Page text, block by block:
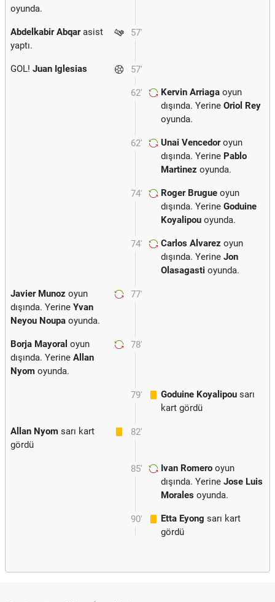
oyunda.
57'
Abdelkabir Abqarasist
yaptı.
57'
GOL! Juan Iglesias
62' Kervin Arriaga oyun
dışında. Yerine Oriol Rey
oyunda.
62' Unai Vencedoroyun
dışında. Yerine Pablo
Martinez oyunda.
74' Roger Brugue oyun
dışında. Yerine Goduine
Koyalipou oyunda.
74' Carlos Alvarez oyun
dışında. Yerine Jon
Olasagasti oyunda.
77'
Javier Munoz oyun
dışında. Yerine Yvan
Neyou Noupa oyunda.
78'
Borja Mayoral oyun
dışında. Yerine Allan
Nyom oyunda.
79' Goduine Koyalipou sarı
kart gördü
82'
Allan Nyom sarı kart
gördü
85' Ivan Romero oyun
dışında. Yerine Jose Luis
Morales oyunda.
90' Etta Eyong sarı kart
gördü